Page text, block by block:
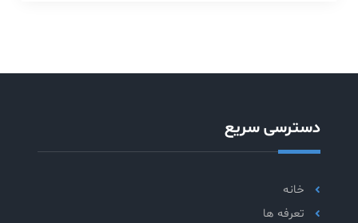
دسترسی سریع
خانه
تعرفه ها